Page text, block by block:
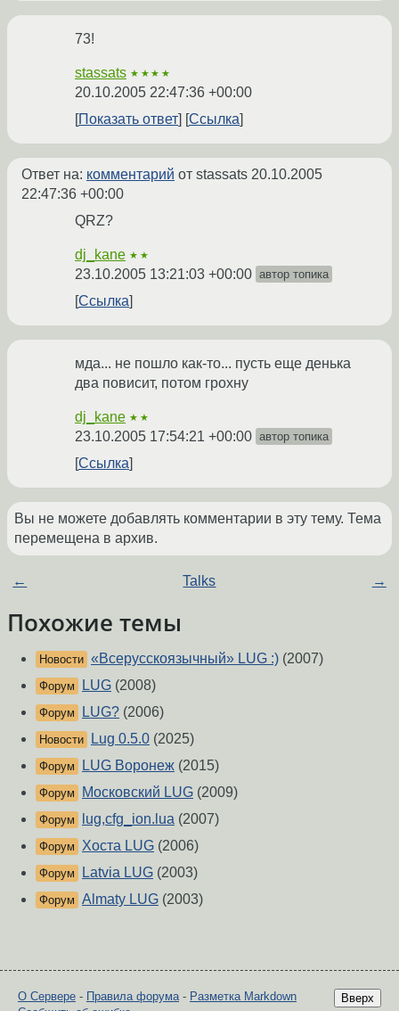
73!
stassats ★★★★
20.10.2005 22:47:36 +00:00
Показать ответ
Ссылка
Ответ на: комментарий от stassats 20.10.2005
22:47:36 +00:00
QRZ?
dj_kane ★★
23.10.2005 13:21:03 +00:00 автор топика
Ссылка
мда... не пошло как-то... пусть еще денька
два повисит, потом грохну
dj_kane ★★
23.10.2005 17:54:21 +00:00 автор топика
Ссылка
Вы не можете добавлять комментарии в эту тему. Тема
перемещена в архив.
← Talks →
Похожие темы
Новости «Всерусскоязычный» LUG :) (2007)
Форум LUG (2008)
Форум LUG? (2006)
Новости Lug 0.5.0 (2025)
Форум LUG Воронеж (2015)
Форум Московский LUG (2009)
Форум lug,cfg_ion.lua (2007)
Форум Хоста LUG (2006)
Форум Latvia LUG (2003)
Форум Almaty LUG (2003)
Вверх
О Сервере - Правила форума- Разметка Markdown